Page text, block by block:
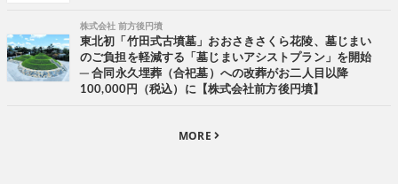
株式会社 前方後円墳
東北初「竹田式古墳墓」おおさきさくら花陵、墓じまい
のご負担を軽減する「墓じまいアシストプラン」を開始
─ 合同永久埋葬（合祀墓）への改葬がお二人目以降
100,000円（税込）に【株式会社前方後円墳】
MORE